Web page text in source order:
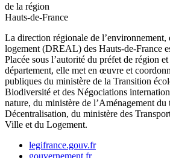
de la région
Hauts-de-France
La direction régionale de l’environnement,
logement (DREAL) des Hauts-de-France
Placée sous l’autorité du préfet de région
département, elle met en œuvre et
publiques du ministère de la Transition
Biodiversité et des Négociations
nature, du ministère de l’Aménagement du
Décentralisation, du ministère des
Ville et du Logement.
legifrance.gouv.fr
gouvernement.fr